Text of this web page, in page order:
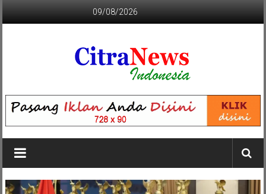
09/08/2026
CITRANEWS
INDONESIA
BERANI
DAN
KRISTIS